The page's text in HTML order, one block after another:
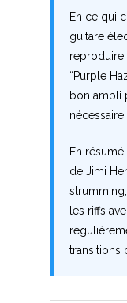
En ce qui
guitare
reproduire
“Purple
bon ampli
En
de Jimi
les riffs
transitions